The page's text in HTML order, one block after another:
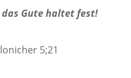
Gute haltet fest!
5;21